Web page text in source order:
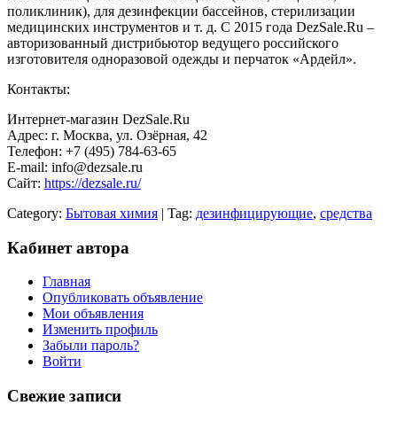
поликлиник), для дезинфекции бассейнов, стерилизации
медицинских инструментов и т. д. С 2015 года DezSale.Ru –
авторизованный дистрибьютор ведущего российского
изготовителя одноразовой одежды и перчаток «Ардейл».
Контакты:
Интернет-магазин DezSale.Ru
Адрес: г. Москва, ул. Озёрная, 42
Телефон: +7 (495) 784-63-65
E-mail: info@dezsale.ru
Сайт: https://dezsale.ru/
Category: Бытовая химия | Tag: дезинфицирующие, средства
Кабинет автора
Главная
Опубликовать объявление
Мои объявления
Изменить профиль
Забыли пароль?
Войти
Свежие записи